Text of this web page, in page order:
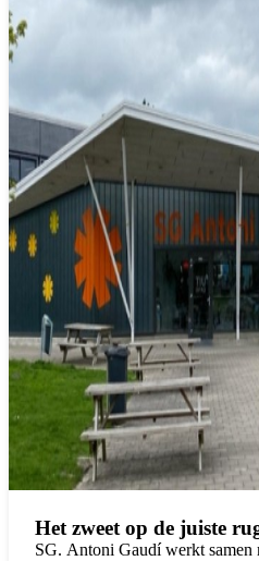
Het zweet op de juiste
SG. Antoni Gaudí werkt samen